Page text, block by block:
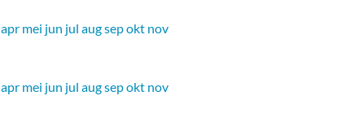
apr mei jun jul augsepokt nov
apr mei jun jul augsepokt nov